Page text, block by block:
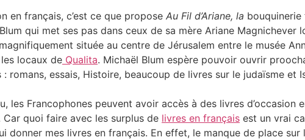
en français, c’est ce que propose Au Fil d’Ariane, la bouquinerie
qui met ses pas dans ceux de sa mère Ariane Magnichever
située au centre de Jérusalem entre le musée
locaux de Qualita. Michaël Blum espère pouvoir ouvrir
romans, essais, Histoire, beaucoup de livres sur le judaïsme
les Francophones peuvent avoir accès à des livres
quoi faire avec les surplus de livres en français est un vrai
donner mes livres en français. En effet, le manque de place